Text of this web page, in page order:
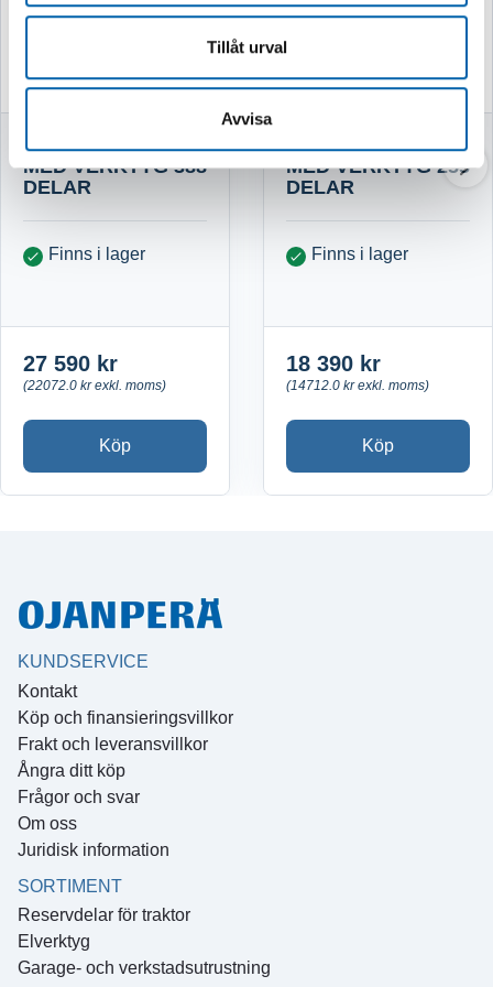
Tillåt urval
Avvisa
VERKTYGSVAGN
MED VERKTYG 388
DELAR
Finns i lager
27 590 kr
(22072.0 kr exkl. moms)
Köp
VERKTYGSVAGN
MED VERKTYG 255
DELAR
Finns i lager
18 390 kr
(14712.0 kr exkl. moms)
Köp
KUNDSERVICE
Kontakt
Köp och finansieringsvillkor
Frakt och leveransvillkor
Ångra ditt köp
Frågor och svar
Om oss
Juridisk information
SORTIMENT
Reservdelar för traktor
Elverktyg
Garage- och verkstadsutrustning